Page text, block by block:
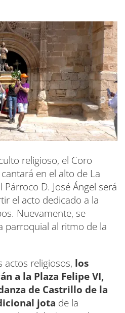
religioso, el Coro
en el alto de La
Párroco D. José Ángel será
el acto dedicado a la
Nuevamente, se
parroquial al ritmo de la
actos religiosos, los
a la Plaza Felipe VI,
de Castrillo de la
jota de la